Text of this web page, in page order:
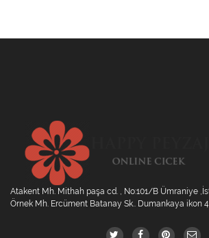
Atakent Mh. Mithah paşa cd. , No:101/B Ümraniye
Örnek Mh. Ercüment Batanay Sk.. Dumankaya ikon